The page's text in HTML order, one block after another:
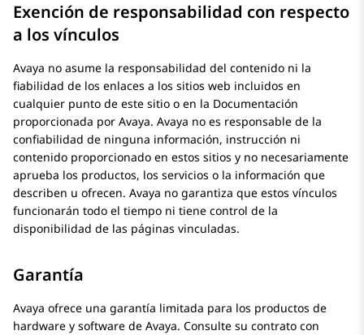
Exención de responsabilidad con respecto
a los vínculos
Avaya no asume la responsabilidad del contenido ni la
fiabilidad de los enlaces a los sitios web incluidos en
cualquier punto de este sitio o en la Documentación
proporcionada por Avaya. Avaya no es responsable de la
confiabilidad de ninguna información, instrucción ni
contenido proporcionado en estos sitios y no necesariamente
aprueba los productos, los servicios o la información que
describen u ofrecen. Avaya no garantiza que estos vínculos
funcionarán todo el tiempo ni tiene control de la
disponibilidad de las páginas vinculadas.
Garantía
Avaya ofrece una garantía limitada para los productos de
hardware y software de Avaya. Consulte su contrato con